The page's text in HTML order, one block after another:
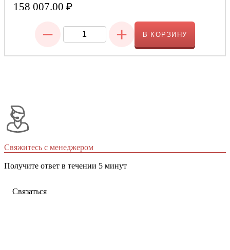
158 007.00 ₽
− + В КОРЗИНУ
Свяжитесь с менеджером
Получите ответ в течении 5 минут
Связаться